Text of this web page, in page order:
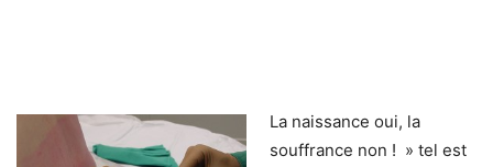
La naissance oui, la
souffrance non ! » tel est